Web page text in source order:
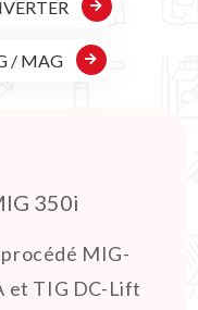
/ MAG
350i
MIG-
et TIG DC-Lift